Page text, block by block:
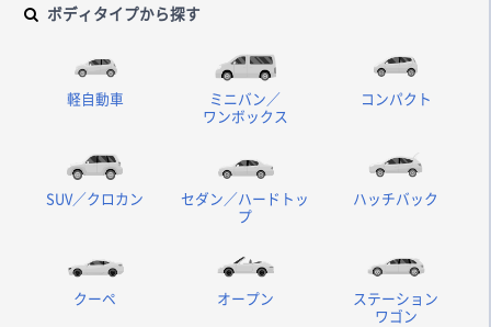
ボディタイプから探す
軽自動車
ミニバン／
ワンボックス
コンパクト
SUV／クロカン
セダン／ハードトッ
プ
ハッチバック
クーペ オープン
ステーション
ワゴン